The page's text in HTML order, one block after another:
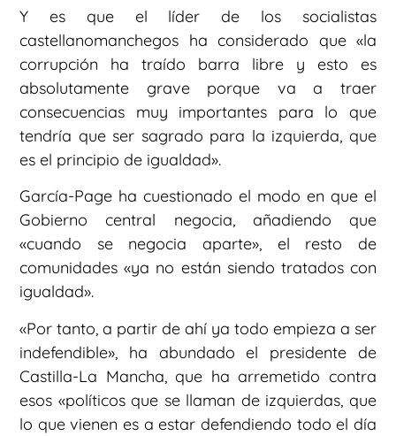
Y es que el líder de los socialistas
castellanomanchegos ha considerado que «la
corrupción ha traído barra libre y esto es
absolutamente grave porque va a traer
consecuencias muy importantes para lo que
tendría que ser sagrado para la izquierda, que
es el principio de igualdad».
García-Page ha cuestionado el modo en que el
Gobierno central negocia, añadiendo que
«cuando se negocia aparte», el resto de
comunidades «ya no están siendo tratados con
igualdad».
«Por tanto, a partir de ahí ya todo empieza a ser
indefendible», ha abundado el presidente de
Castilla-La Mancha, que ha arremetido contra
esos «políticos que se llaman de izquierdas, que
lo que vienen es a estar defendiendo todo el día